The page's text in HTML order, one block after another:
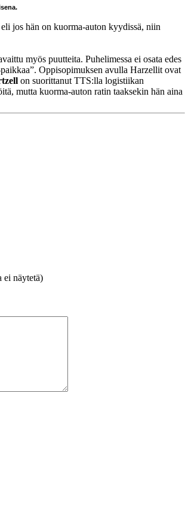
jos hän on kuorma-auton kyydissä, niin
myös puutteita. Puhelimessa ei osata edes
Oppisopimuksen avulla Harzellit ovat
on suorittanut TTS:lla logistiikan
mutta kuorma-auton ratin taaksekin hän aina
ei näytetä)